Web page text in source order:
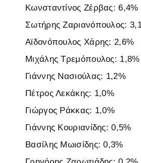
Κωνσταντίνος Ζέρβας: 6,4%
Σωτήρης Ζαριανόπουλος:
Αϊδονόπουλος Χάρης: 2,6%
Μιχάλης Τρεμόπουλος: 1,8%
Γιάννης Νασιούλας: 1,2%
Πέτρος Λεκάκης: 1,0%
Γιώργος Ράκκας: 1,0%
Γιάννης Κουριανίδης: 0,5%
Βασίλης Μωισίδης: 0,3%